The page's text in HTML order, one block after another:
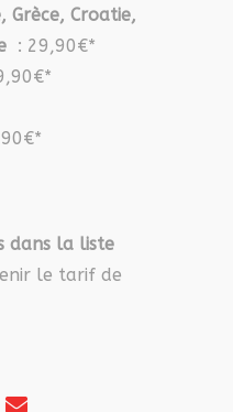
Grèce, Croatie,
: 29,90€*
dans la liste
le tarif de